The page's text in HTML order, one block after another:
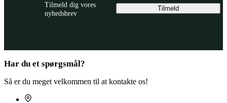
Tilmeld dig vores
nyhedsbrev
Tilmeld
Har du et spørgsmål?
Så er du meget velkommen til at kontakte os!